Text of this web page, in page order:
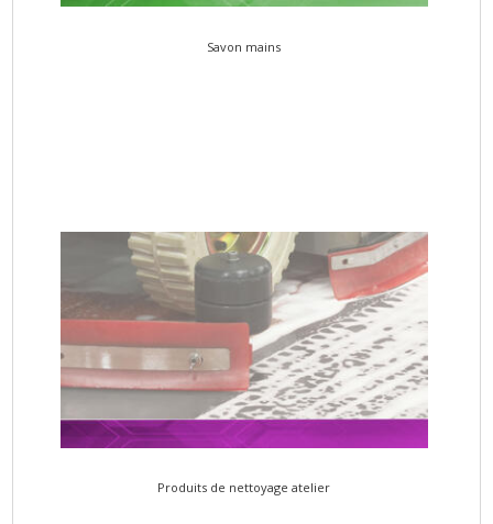
Savon mains
Produits de nettoyage atelier